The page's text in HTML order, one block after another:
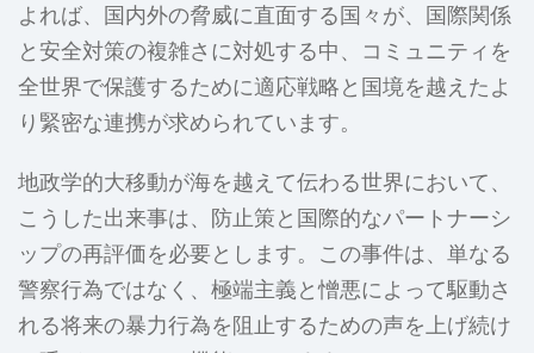
よれば、国内外の脅威に直面する国々が、国際関係
と安全対策の複雑さに対処する中、コミュニティを
全世界で保護するために適応戦略と国境を越えたよ
り緊密な連携が求められています。
地政学的大移動が海を越えて伝わる世界において、
こうした出来事は、防止策と国際的なパートナーシ
ップの再評価を必要とします。この事件は、単なる
警察行為ではなく、極端主義と憎悪によって駆動さ
れる将来の暴力行為を阻止するための声を上げ続け